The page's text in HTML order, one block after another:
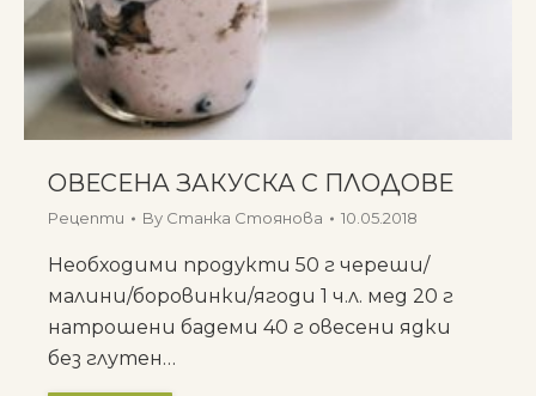
ОВЕСЕНА ЗАКУСКА С ПЛОДОВЕ
Рецепти By Станка Стоянова 10.05.2018
Необходими продукти 50 г череши/
малини/боровинки/ягоди 1 ч.л. мед 20 г
натрошени бадеми 40 г овесени ядки
без глутен…